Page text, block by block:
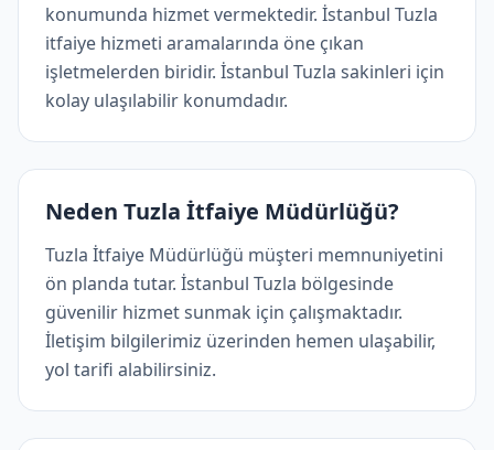
konumunda hizmet vermektedir. İstanbul Tuzla
i̇tfaiye hizmeti aramalarında öne çıkan
işletmelerden biridir. İstanbul Tuzla sakinleri için
kolay ulaşılabilir konumdadır.
Neden Tuzla İtfaiye Müdürlüğü?
Tuzla İtfaiye Müdürlüğü müşteri memnuniyetini
ön planda tutar. İstanbul Tuzla bölgesinde
güvenilir hizmet sunmak için çalışmaktadır.
İletişim bilgilerimiz üzerinden hemen ulaşabilir,
yol tarifi alabilirsiniz.